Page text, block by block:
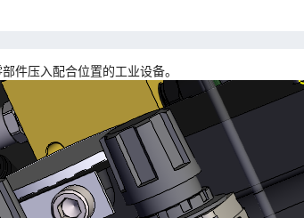
件压入配合位置的工业设备。